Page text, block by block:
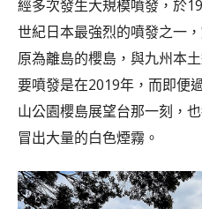
經多次發生大規模噴發，於
世紀日本最強烈的噴發之一
原為離島的櫻島，與九州本
要噴發是在2019年，而即便
山公園櫻島展望台那一刻，
冒出大量的白色煙霧。